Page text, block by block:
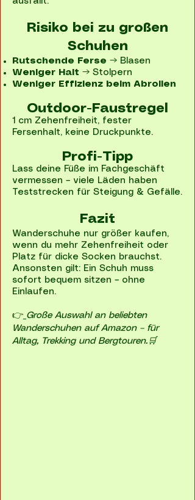
Risiko bei zu großen
Schuhen
Rutschende Ferse → Blasen
Weniger Halt → Stolpern
Weniger Effizienz beim Abrollen
Outdoor-Faustregel
1 cm Zehenfreiheit, fester
Fersenhalt, keine Druckpunkte.
Profi-Tipp
Lass deine Füße im Fachgeschäft
vermessen – viele Läden haben
Teststrecken für Steigung & Gefälle.
Fazit
Wanderschuhe nur größer kaufen,
wenn du mehr Zehenfreiheit oder
Platz für dicke Socken brauchst.
Ansonsten gilt: Ein Schuh muss
sofort bequem sitzen – ohne
Einlaufen.
👉 Große Auswahl an beliebten
Wanderschuhen auf Amazon – für
Alltag, Trekking und Bergtouren.🛒